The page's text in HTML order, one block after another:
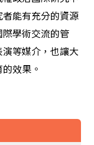
能有充分的資源
學術交流的管
等媒介，也讓大
效果。